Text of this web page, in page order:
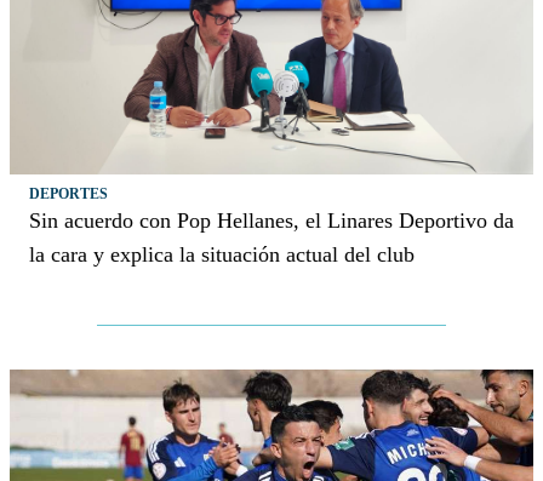
DEPORTES
Sin acuerdo con Pop Hellanes, el Linares Deportivo da
la cara y explica la situación actual del club